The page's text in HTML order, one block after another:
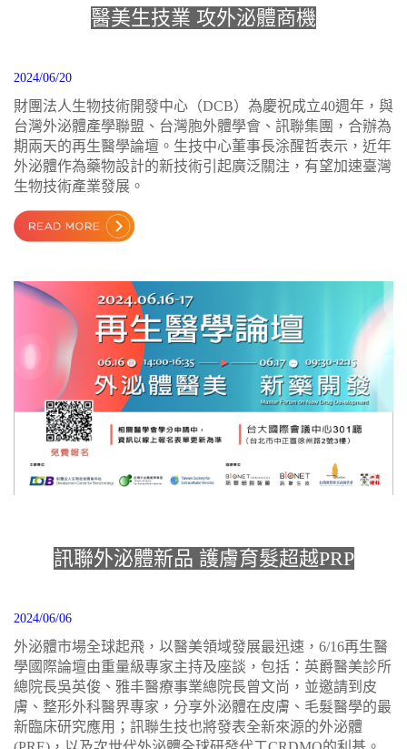
醫美生技業 攻外泌體商機
2024/06/20
財團法人生物技術開發中心（DCB）為慶祝成立40週年，與
台灣外泌體產學聯盟、台灣胞外體學會、訊聯集團，合辦為
期兩天的再生醫學論壇。生技中心董事長涂醒哲表示，近年
外泌體作為藥物設計的新技術引起廣泛關注，有望加速臺灣
生物技術產業發展。
訊聯外泌體新品 護膚育髮超越PRP
2024/06/06
外泌體市場全球起飛，以醫美領域發展最迅速，6/16再生醫
學國際論壇由重量級專家主持及座談，包括：英爵醫美診所
總院長吳英俊、雅丰醫療事業總院長曾文尚，並邀請到皮
膚、整形外科醫界專家，分享外泌體在皮膚、毛髮醫學的最
新臨床研究應用；訊聯生技也將發表全新來源的外泌體